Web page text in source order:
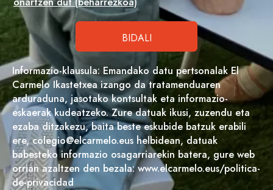
Informazio-klausula: Emandako datu pertsonalak El
Carmelo Ikastetxea izango da tratamenduaren
arduraduna, jasotako kontsultak eta informazio-
eskaerak kudeatzeko. Zure datuak ikusi, zuzendu eta
ezaba ditzakezu, baita beste eskubide batzuk erabili
ere, colegio@elcarmelo.eus helbidean, datuak
babesteko informazio osagarriarekin batera, gure web
orrian azaltzen den bezala: www.elcarmelo.eus/politica-
de-privacidad